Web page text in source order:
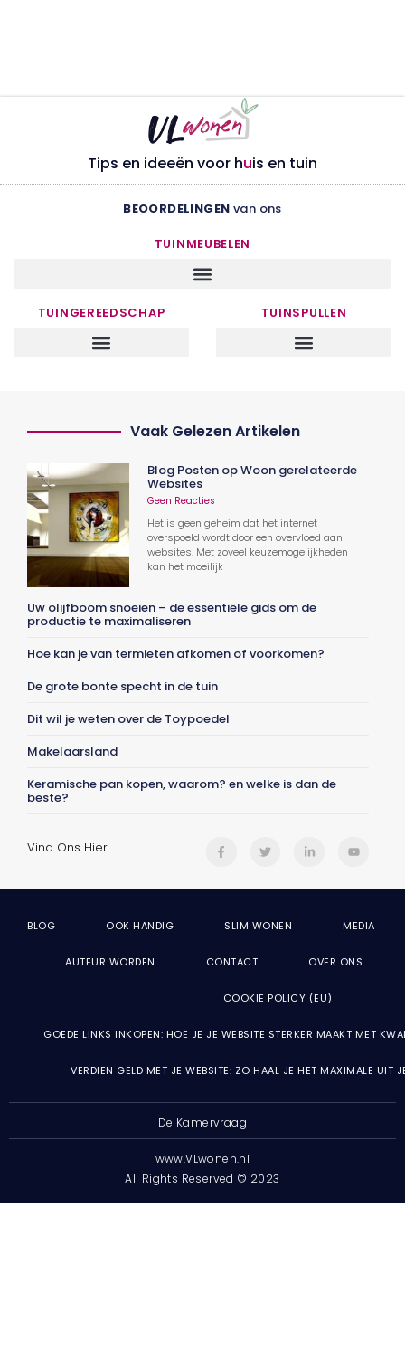
Tips en ideeën voor huis en tuin
BEOORDELINGEN van ons
TUINMEUBELEN
TUINGEREEDSCHAP TUINSPULLEN
Vaak Gelezen Artikelen
Blog Posten op Woon gerelateerde
Websites
Geen Reacties
Het is geen geheim dat het internet
overspoeld wordt door een overvloed aan
websites. Met zoveel keuzemogelijkheden
kan het moeilijk
Uw olijfboom snoeien – de essentiële gids om de
productie te maximaliseren
Hoe kan je van termieten afkomen of voorkomen?
De grote bonte specht in de tuin
Dit wil je weten over de Toypoedel
Makelaarsland
Keramische pan kopen, waarom? en welke is dan de
beste?
Vind Ons Hier
BLOG OOK HANDIG SLIM WONEN MEDIA
AUTEUR WORDEN CONTACT OVER ONS
COOKIE POLICY (EU)
GOEDE LINKS INKOPEN: HOE JE JE WEBSITE STERKER MAAKT MET
VERDIEN GELD MET JE WEBSITE: ZO HAAL JE HET MAXIMALE UIT
De Kamervraag
www.VLwonen.nl
All Rights Reserved © 2023